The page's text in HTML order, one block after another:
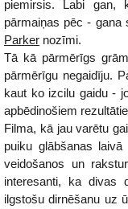
piemirsis. Labi
pārmaiņas pēc - gana
Parker nozīmi.
Tā kā pārmērīgs
pārmērīgu negaidīju.
kaut ko izcilu gaidu -
apbēdinošiem
Filma, kā jau varētu
puiku glābšanas
veidošanos un
interesanti, ka divas
ilgstošu dirnēšanu uz